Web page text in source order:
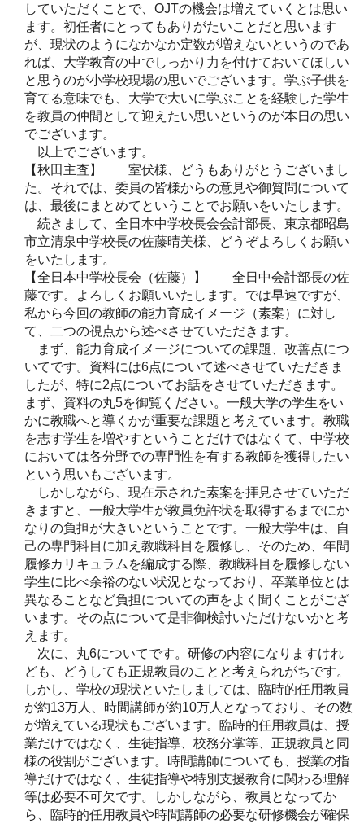
していただくことで、OJTの機会は増えていくとは思い
ます。初任者にとってもありがたいことだと思います
が、現状のようになかなか定数が増えないというのであ
れば、大学教育の中でしっかり力を付けておいてほしい
と思うのが小学校現場の思いでございます。学ぶ子供を
育てる意味でも、大学で大いに学ぶことを経験した学生
を教員の仲間として迎えたい思いというのが本日の思い
でございます。
以上でございます。
【秋田主査】 室伏様、どうもありがとうございまし
た。それでは、委員の皆様からの意見や御質問について
は、最後にまとめてということでお願いをいたします。
続きまして、全日本中学校長会会計部長、東京都昭島
市立清泉中学校長の佐藤晴美様、どうぞよろしくお願い
をいたします。
【全日本中学校長会（佐藤）】 全日中会計部長の佐
藤です。よろしくお願いいたします。では早速ですが、
私から今回の教師の能力育成イメージ（素案）に対し
て、二つの視点から述べさせていただきます。
まず、能力育成イメージについての課題、改善点につ
いてです。資料には6点について述べさせていただきま
したが、特に2点についてお話をさせていただきます。
まず、資料の丸5を御覧ください。一般大学の学生をい
かに教職へと導くかが重要な課題と考えています。教職
を志す学生を増やすということだけではなくて、中学校
においては各分野での専門性を有する教師を獲得したい
という思いもございます。
しかしながら、現在示された素案を拝見させていただ
きますと、一般大学生が教員免許状を取得するまでにか
なりの負担が大きいということです。一般大学生は、自
己の専門科目に加え教職科目を履修し、そのため、年間
履修カリキュラムを編成する際、教職科目を履修しない
学生に比べ余裕のない状況となっており、卒業単位とは
異なることなど負担についての声をよく聞くことがござ
います。その点について是非御検討いただけないかと考
えます。
次に、丸6についてです。研修の内容になりますけれ
ども、どうしても正規教員のことと考えられがちです。
しかし、学校の現状といたしましては、臨時的任用教員
が約13万人、時間講師が約10万人となっており、その数
が増えている現状もございます。臨時的任用教員は、授
業だけではなく、生徒指導、校務分掌等、正規教員と同
様の役割がございます。時間講師についても、授業の指
導だけではなく、生徒指導や特別支援教育に関わる理解
等は必要不可欠です。しかしながら、教員となってか
ら、臨時的任用教員や時間講師の必要な研修機会が確保